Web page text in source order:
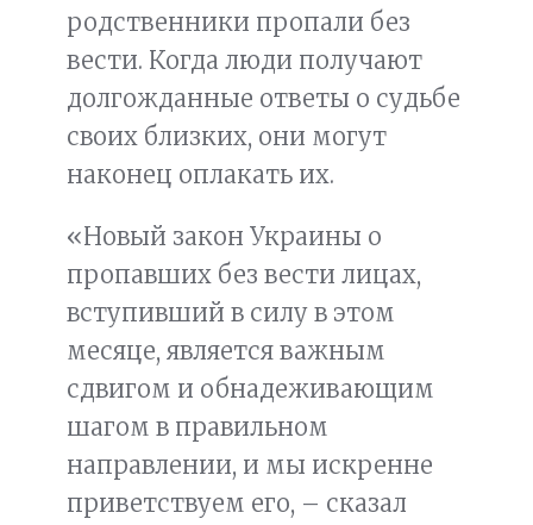
родственники пропали без
вести. Когда люди получают
долгожданные ответы о судьбе
своих близких, они могут
наконец оплакать их.
«Новый закон Украины о
пропавших без вести лицах,
вступивший в силу в этом
месяце, является важным
сдвигом и обнадеживающим
шагом в правильном
направлении, и мы искренне
приветствуем его, – сказал